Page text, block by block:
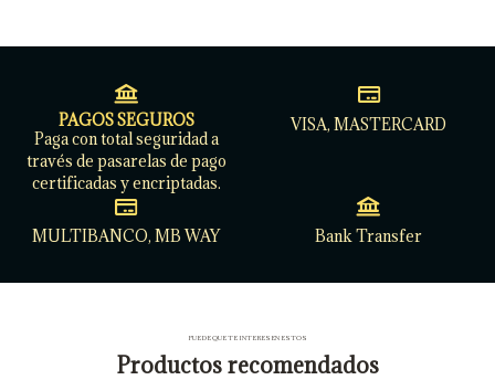
PAGOS SEGUROS
Paga con total seguridad a
través de pasarelas de pago
certificadas y encriptadas.
VISA, MASTERCARD
MULTIBANCO, MB WAY Bank Transfer
PUEDE QUE TE INTERESEN ESTOS
Productos recomendados